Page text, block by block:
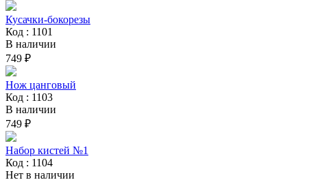
Кусачки-бокорезы
Код : 1101
В наличии
749 ₽
Нож цанговый
Код : 1103
В наличии
749 ₽
Набор кистей №1
Код : 1104
Нет в наличии